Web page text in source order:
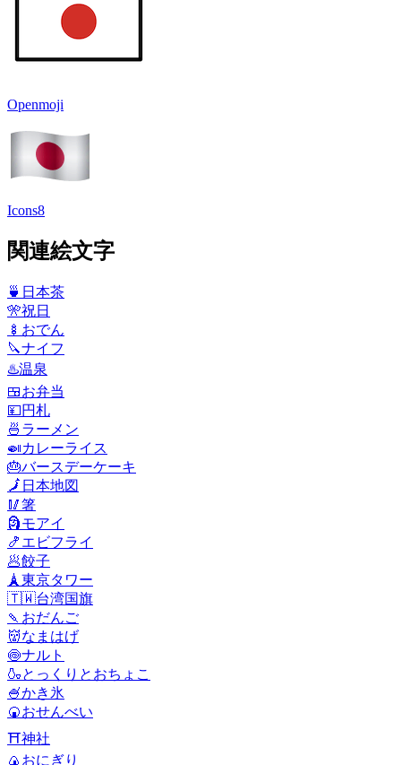
Openmoji
Icons8
関連絵文字
🍵 日本茶
🎌祝日
🍢 おでん
🔪ナイフ
♨️温泉
🍱お弁当
💴円札
🍜 ラーメン
🍛カレーライス
🎂バースデーケーキ
🗾 日本地図
🥢箸
🗿モアイ
🍤 エビフライ
🥟餃子
🗼 東京タワー
🇹🇼台湾国旗
🍡 おだんご
👹なまはげ
🍥ナルト
🍶とっくりとおちょこ
🍧かき氷
🍘おせんべい
⛩️神社
🍙 おにぎり